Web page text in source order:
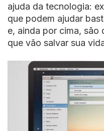
ajuda da tecnologia:
que podem ajudar
e, ainda por cima, são
que vão salvar sua